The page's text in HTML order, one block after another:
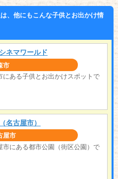
、他にもこんな子供とお出かけ情
ネマワールド
市
にある子供とお出かけスポットで
名古屋市）
屋市
市にある都市公園（街区公園）で